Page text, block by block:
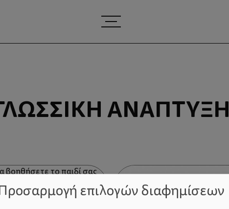
ΑΝΆΠΤΥΞΗ
επιλογών διαφημίσεων